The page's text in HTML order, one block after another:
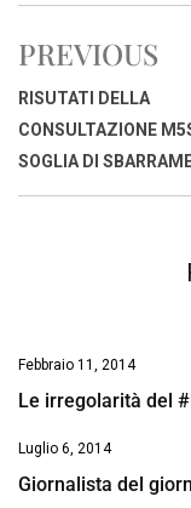
b
o
o
k
s
A
p
p
I
n
PREVIOUS
RISUTATI DELLA
CONSULTAZIONE
SOGLIA DI
Febbraio 11, 2014
Le irregolarità del
Luglio 6, 2014
Giornalista del